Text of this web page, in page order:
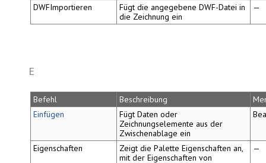
DWFImportieren
Fügt die angegebene DWF-Datei in
die Zeichnung ein
—
E
Befehl Beschreibung
Einfügen
Fügt Daten oder
Zeichnungselemente aus der
Zwischenablage ein
Eigenschaften Zeigt die PaletteEigenschaften an,
mit der Eigenschaften von
—